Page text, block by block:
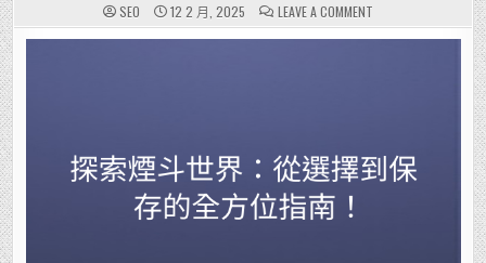
SEO 12 2 月, 2025 LEAVE A COMMENTON
探
索
保
存
的